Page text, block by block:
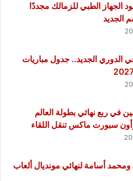
الجهاز الطبي للزمالك مجددًا
الجديد
الدوري الجديد.. جدول مباريات
في ربع نهائي بطولة العالم
سبورت ماكس تنقل اللقاء
أسامة لنهائي مونديال ألعاب